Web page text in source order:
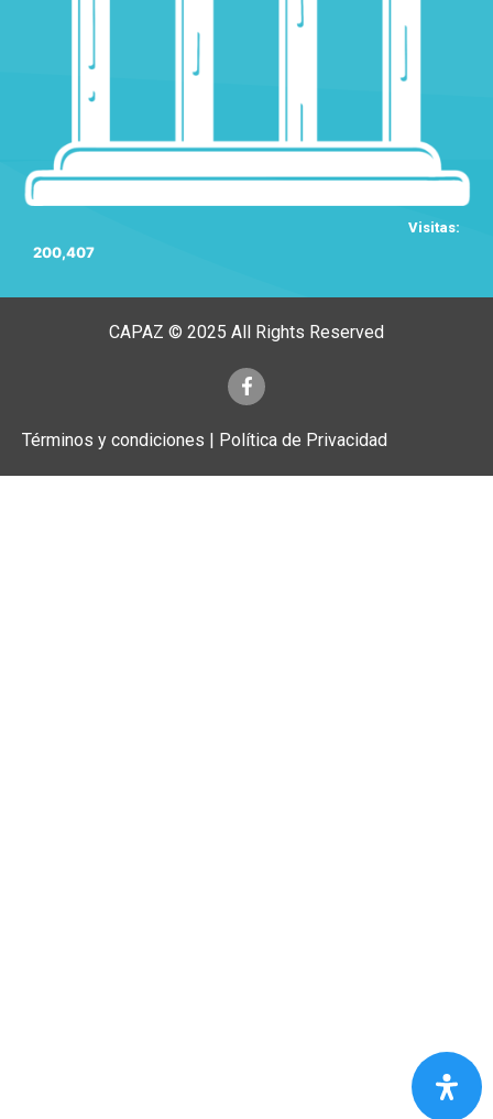
Visitas:
200,407
CAPAZ © 2025 All Rights Reserved
Términos y condiciones | Política de Privacidad